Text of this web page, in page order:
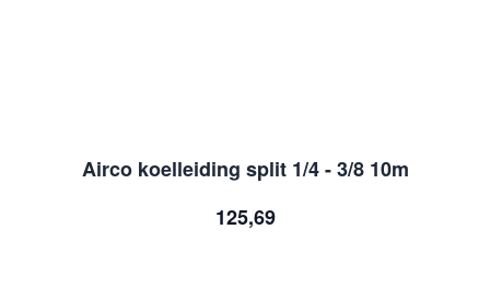
Airco koelleiding split 1/4 - 3/8 10m
125,69